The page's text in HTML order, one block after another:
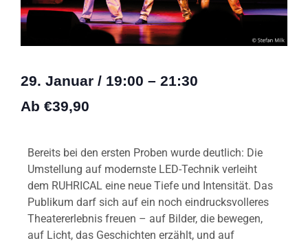
29. Januar / 19:00 – 21:30
Ab €39,90
Bereits bei den ersten Proben wurde deutlich: Die
Umstellung auf modernste LED-Technik verleiht
dem RUHRICAL eine neue Tiefe und Intensität. Das
Publikum darf sich auf ein noch eindrucksvolleres
Theatererlebnis freuen – auf Bilder, die bewegen,
auf Licht, das Geschichten erzählt, und auf